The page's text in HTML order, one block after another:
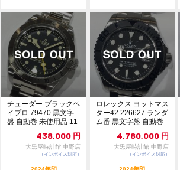
チューダー ブラックベ
イプロ 79470 黒文字
盤 自動巻 未使用品 11
438,000 円
大黒屋時計館 中野店
（インボイス対応）
ロレックス ヨットマス
ター42 226627 ランダ
ム番 黒文字盤 自動巻
4,780,000 円
大黒屋時計館 中野店
（インボイス対応）